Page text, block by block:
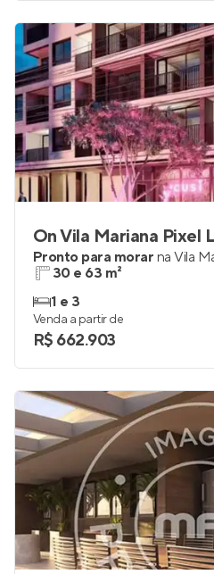
On Vila Mariana Pixel
Pronto para morar na Vila
30 e 63 m²
1 e 3
Venda a partir de
R$ 662.903